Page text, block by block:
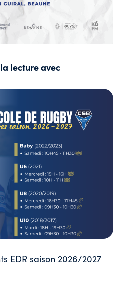
lecture avec
EDR saison 2026/2027